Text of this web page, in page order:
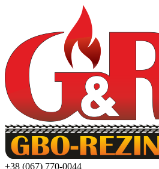
+38 (067) 770-0044